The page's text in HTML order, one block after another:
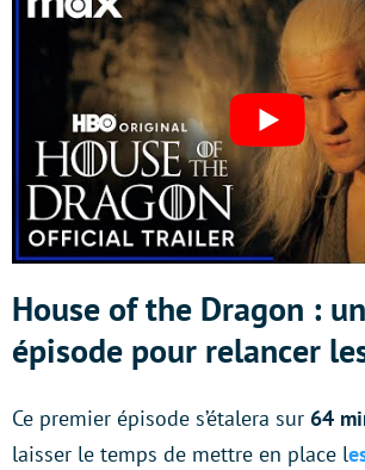
House of the Dragon :
épisode pour relancer
Ce premier épisode s’étalera sur 64
laisser le temps de mettre en place l